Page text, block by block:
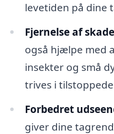
levetiden på dine
Fjernelse af
også hjælpe med
insekter og små
trives i
Forbedret
giver dine